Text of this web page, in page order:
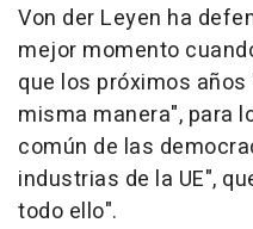
Von der Leyen ha
mejor momento
que los próximos
misma manera", para
común de las
industrias de la UE",
todo ello".